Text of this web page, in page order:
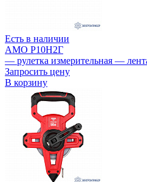
Есть в наличии
AMO Р10Н2Г
— рулетка измерительная —
Запросить цену
В корзину